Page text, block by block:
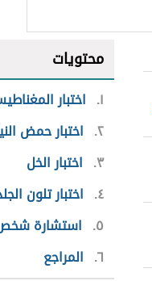
محتويات
١ اختبار
٢ اختبار حمض
٣ اختبار الخل
٤ اختبار تلون
٥ استشارة
٦ المراجع